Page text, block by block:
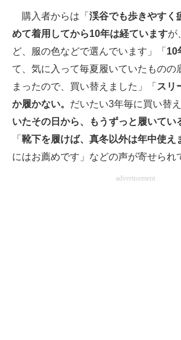
購入者からは「 渓谷でも歩きやすく
めて着用してから10年は経ていますが
ど、服の色などで選んでいます」「 10
て、気に入って毎夏履いていたものの
まったので、買い替えました」「 スリ
か履かない。 だいたい3年毎に買い替
いたその日から、もうずっと履いてい
「 靴下を履けば、真冬以外は年中使え
にはお薦めです」などの声が寄せられ
advertisement